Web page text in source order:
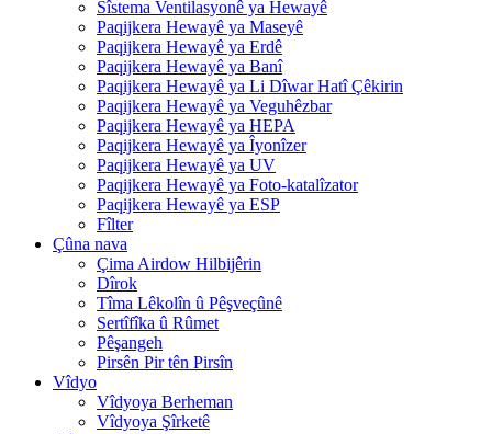
Sîstema Ventilasyonê ya Hewayê
Paqijkera Hewayê ya Maseyê
Paqijkera Hewayê ya Erdê
Paqijkera Hewayê ya Banî
Paqijkera Hewayê ya Li Dîwar Hatî Çêkirin
Paqijkera Hewayê ya Veguhêzbar
Paqijkera Hewayê ya HEPA
Paqijkera Hewayê ya Îyonîzer
Paqijkera Hewayê ya UV
Paqijkera Hewayê ya Foto-katalîzator
Paqijkera Hewayê ya ESP
Fîlter
Çûna nava
Çima Airdow Hilbijêrin
Dîrok
Tîma Lêkolîn û Pêşveçûnê
Sertîfîka û Rûmet
Pêşangeh
Pirsên Pir tên Pirsîn
Vîdyo
Vîdyoya Berheman
Vîdyoya Şîrketê